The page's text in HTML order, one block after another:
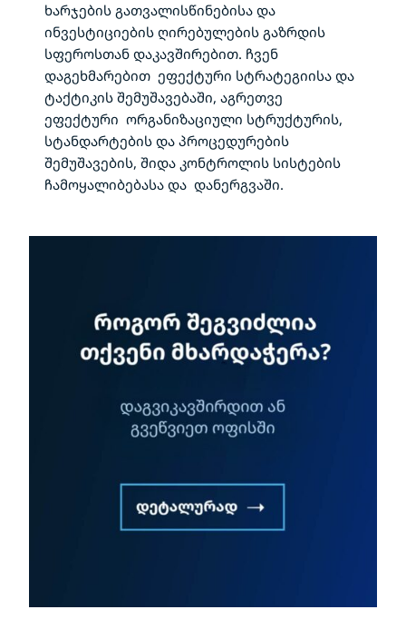
ხარჯების გათვალისწინებისა და
ინვესტიციების ღირებულების გაზრდის
სფეროსთან დაკავშირებით. ჩვენ
დაგეხმარებით ეფექტური სტრატეგიისა და
ტაქტიკის შემუშავებაში, აგრეთვე
ეფექტური ორგანიზაციული სტრუქტურის,
სტანდარტების და პროცედურების
შემუშავების, შიდა კონტროლის სისტების
ჩამოყალიბებასა და დანერგვაში.